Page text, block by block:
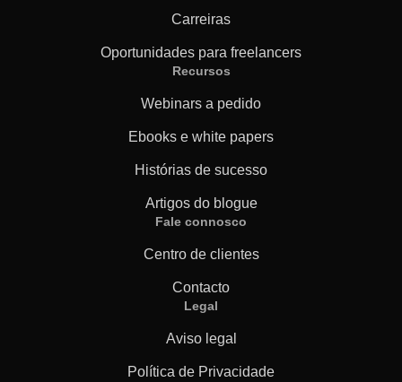
Carreiras
Oportunidades para freelancers
Recursos
Webinars a pedido
Ebooks e white papers
Histórias de sucesso
Artigos do blogue
Fale connosco
Centro de clientes
Contacto
Legal
Aviso legal
Política de Privacidade